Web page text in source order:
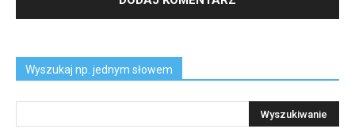
Wyszukaj np. jednym słowem